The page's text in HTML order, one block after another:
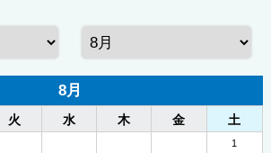
8月
火 水 木 金 土
1